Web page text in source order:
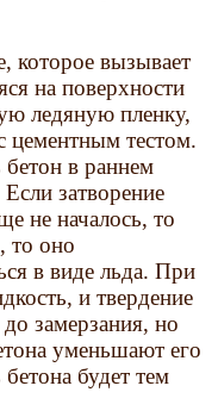
которое вызывает
на поверхности
ледяную пленку,
цементным тестом.
бетон в раннем
затворение
не началось, то
то оно
в виде льда. При
и твердение
замерзания, но
уменьшают его
будет тем